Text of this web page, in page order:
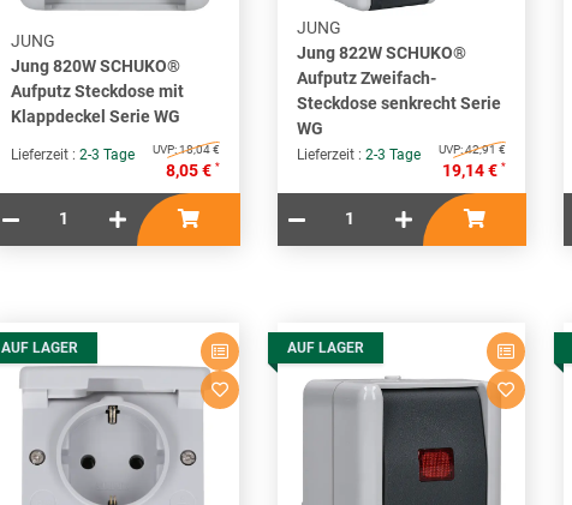
JUNG
Jung 820W SCHUKO®
Aufputz Steckdose mit
Klappdeckel Serie WG
Lieferzeit : 2-3 Tage UVP:18,04 €
8,05 € *
JUNG
Jung 822W SCHUKO®
Aufputz Zweifach-
Steckdose senkrecht Serie
WG
Lieferzeit : 2-3 Tage UVP:42,91 €
19,14 € *
AUF LAGER AUF LAGER